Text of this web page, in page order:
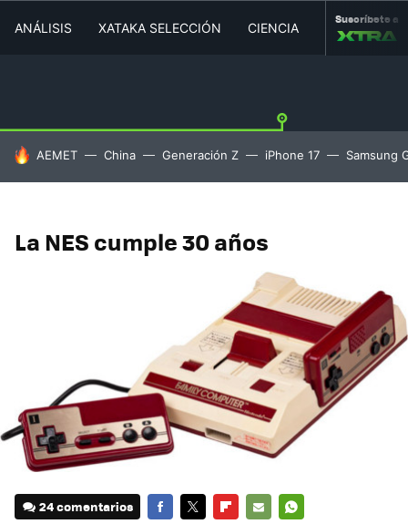
ANÁLISIS XATAKA SELECCIÓN CIENCIA MOVILIDAD
Suscríbete a
HOY SE HABLA DE
AEMET China Generación Z iPhone 17 Samsung
La NES cumple 30 años
24 comentarios